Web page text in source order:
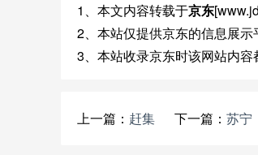
1、本文内容转载于京东
2、本站仅提供京东的信息展示
3、本站收录京东时该网站内容
上一篇： 赶集 下一篇： 苏宁